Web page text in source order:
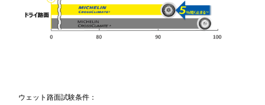
ウェット路面試験条件：